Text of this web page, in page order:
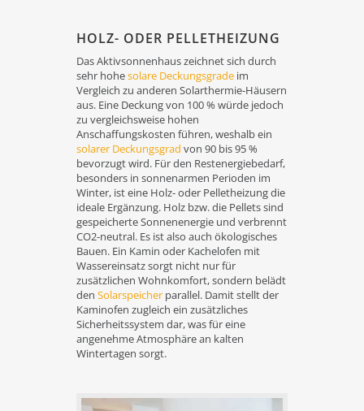
HOLZ- ODER PELLETHEIZUNG
Das Aktivsonnenhaus zeichnet sich durch
sehr hohesolare Deckungsgrade im
Vergleich zu anderen Solarthermie-Häusern
aus. Eine Deckung von 100 % würde jedoch
zu vergleichsweise hohen
Anschaffungskosten führen, weshalb ein
solarer Deckungsgrad von 90 bis 95 %
bevorzugt wird. Für den Restenergiebedarf,
besonders in sonnenarmen Perioden im
Winter, ist eine Holz- oder Pelletheizung die
ideale Ergänzung. Holz bzw. die Pellets sind
gespeicherte Sonnenenergie und verbrennt
CO2-neutral. Es ist also auch ökologisches
Bauen. Ein Kamin oder Kachelofen mit
Wassereinsatz sorgt nicht nur für
zusätzlichen Wohnkomfort, sondern belädt
den Solarspeicher parallel. Damit stellt der
Kaminofen zugleich ein zusätzliches
Sicherheitssystem dar, was für eine
angenehme Atmosphäre an kalten
Wintertagen sorgt.